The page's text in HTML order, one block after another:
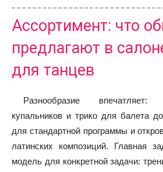
Ассортимент: что
предлагают в
для танцев
Разнообразие
купальников и трико для балета
для стандартной программы и
латинских композиций. Главная
модель для конкретной задачи: